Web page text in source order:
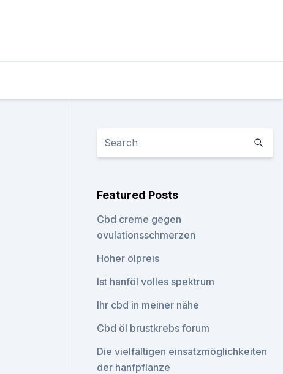
Featured Posts
Cbd creme gegen
ovulationsschmerzen
Hoher ölpreis
Ist hanföl volles spektrum
Ihr cbd in meiner nähe
Cbd öl brustkrebs forum
Die vielfältigen einsatzmöglichkeiten
der hanfpflanze